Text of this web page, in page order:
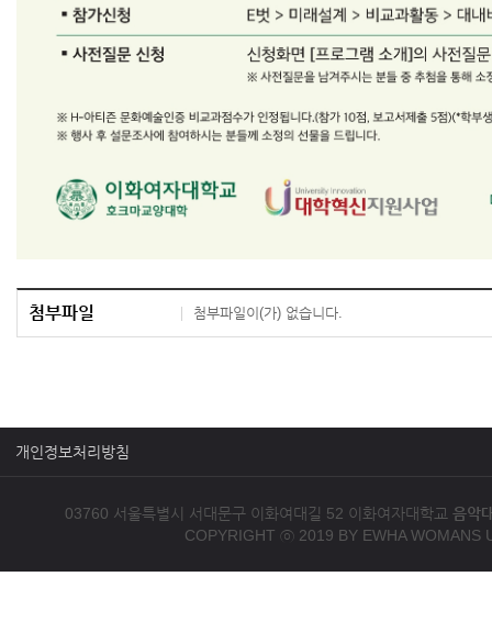
첨부파일 첨부파일이(가) 없습니다.
개인정보처리방침
03760 서울특별시 서대문구 이화여대길 52 이화여자대학교음악
COPYRIGHT ⓒ 2019 BY EWHA WOMANS